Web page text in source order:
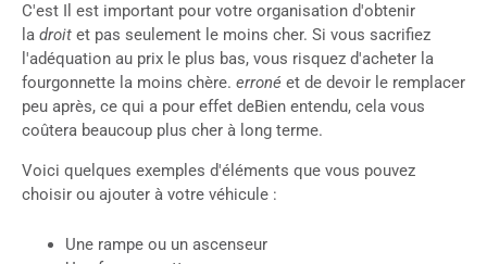
C'est Il est important pour votre organisation d'obtenir
la droit et pas seulement le moins cher. Si vous sacrifiez
l'adéquation au prix le plus bas, vous risquez d'acheter la
fourgonnette la moins chère. erroné et de devoir le remplacer
peu après, ce qui a pour effet deBien entendu, cela vous
coûtera beaucoup plus cher à long terme.
Voici quelques exemples d'éléments que vous pouvez
choisir ou ajouter à votre véhicule :
Une rampe ou un ascenseur